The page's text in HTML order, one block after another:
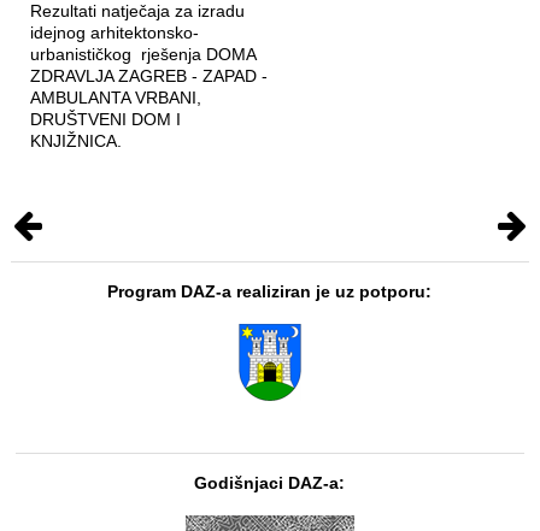
Rezultati natječaja za izradu
idejnog arhitektonsko-
urbanističkog rješenja DOMA
ZDRAVLJA ZAGREB - ZAPAD -
AMBULANTA VRBANI,
DRUŠTVENI DOM I
KNJIŽNICA.
Program DAZ-a realiziran je uz potporu:
Godišnjaci DAZ-a: